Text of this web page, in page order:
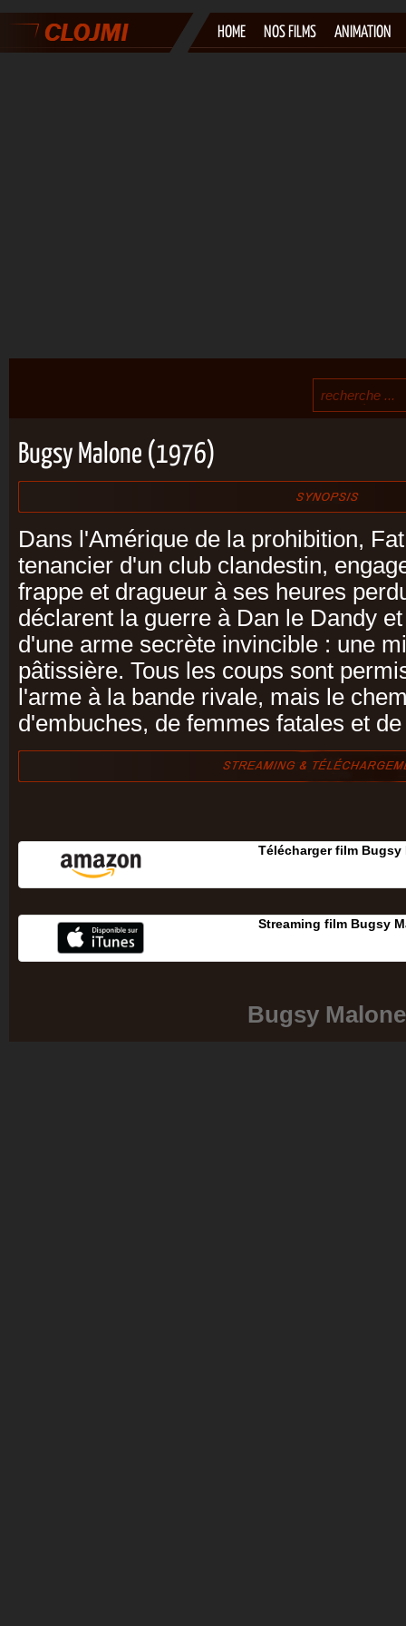
HOME NOS FILMS ANIMATION
Bugsy Malone (1976)
Dans l'Amérique de la prohibition,
tenancier d'un club clandestin,
frappe et dragueur à ses heures
déclarent la guerre à Dan le Dandy
d'une arme secrète invincible : une
pâtissière. Tous les coups sont
l'arme à la bande rivale, mais le
d'embuches, de femmes fatales et
Télécharger film Bugsy
Streaming film Bugsy
Bugsy Malone